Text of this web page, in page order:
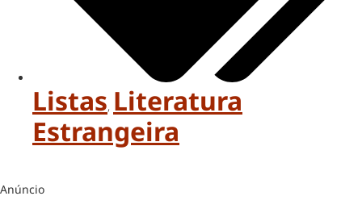
Listas, Literatura
Estrangeira
Anúncio